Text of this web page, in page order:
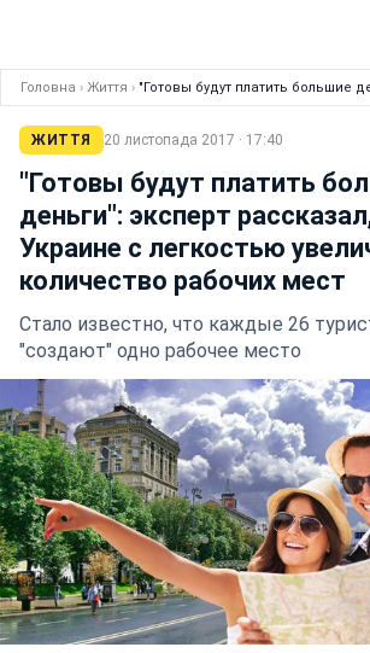
Головна › Життя › "Готовы будут платить большие
ЖИТТЯ 20 листопада 2017 · 17:40
"Готовы будут платить
деньги": эксперт
Украине с легкостью
количество рабочих мест
Стало известно, что каждые 26
"создают" одно рабочее место